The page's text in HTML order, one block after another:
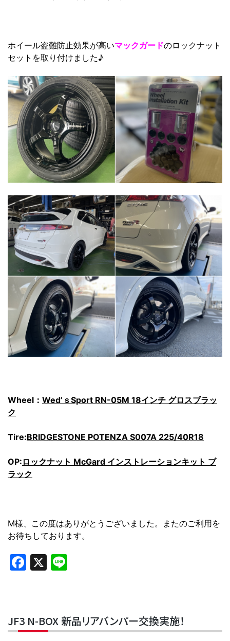
ホイール盗難防止効果が高いマックガードのロックナット
セットを取り付けました♪
Wheel： Wed’ｓSport RN-05M 18インチ グロスブラッ
ク
Tire:BRIDGESTONE POTENZA S007A 225/40R18
OP: ロックナット McGard インストレーションキット ブ
ラック
M様、この度はありがとうございました。またのご利用を
お待ちしております。
Facebook
X
JF3 N-BOX 新品リアバンパー交換実施！